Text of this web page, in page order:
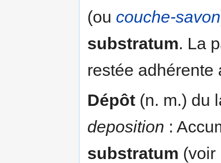
(ou couche-savon
substratum. La
restée
Dépôt (n. m.) du
deposition :
substratum